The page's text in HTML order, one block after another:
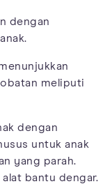
dengan
meliputi
dengan
untuk anak
yang parah.
alat bantu dengar.